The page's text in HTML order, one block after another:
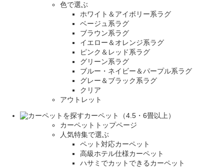
色で選ぶ
ホワイト＆アイボリー系ラグ
ベージュ系ラグ
ブラウン系ラグ
イエロー＆オレンジ系ラグ
ピンク＆レッド系ラグ
グリーン系ラグ
ブルー・ネイビー＆パープル系ラグ
グレー＆ブラック系ラグ
クリア
アウトレット
カーペット（4.5・6畳以上）
カーペットトップページ
人気特集で選ぶ
ペット対応カーペット
高級ホテル仕様カーペット
ハサミでカットできるカーペット